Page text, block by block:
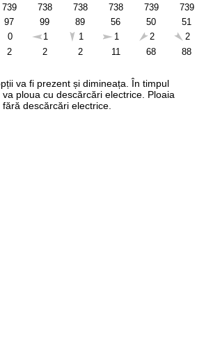
739
97
0
2
738
99
1
2
738
89
1
2
738
56
1
11
739
50
2
68
739
51
2
88
va fi prezent și dimineața. În timpul
ploua cu descărcări electrice. Ploaia
descărcări electrice.